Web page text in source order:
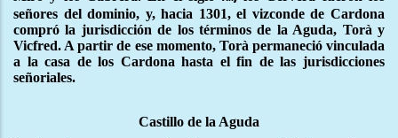
señores del dominio, y, hacia 1301, el vizconde de Cardona
compró la jurisdicción de los términos de la Aguda, Torà y
Vicfred. A partir de ese momento, Torà permaneció vinculada
a la casa de los Cardona hasta el fin de las jurisdicciones
señoriales.
Castillo de la Aguda